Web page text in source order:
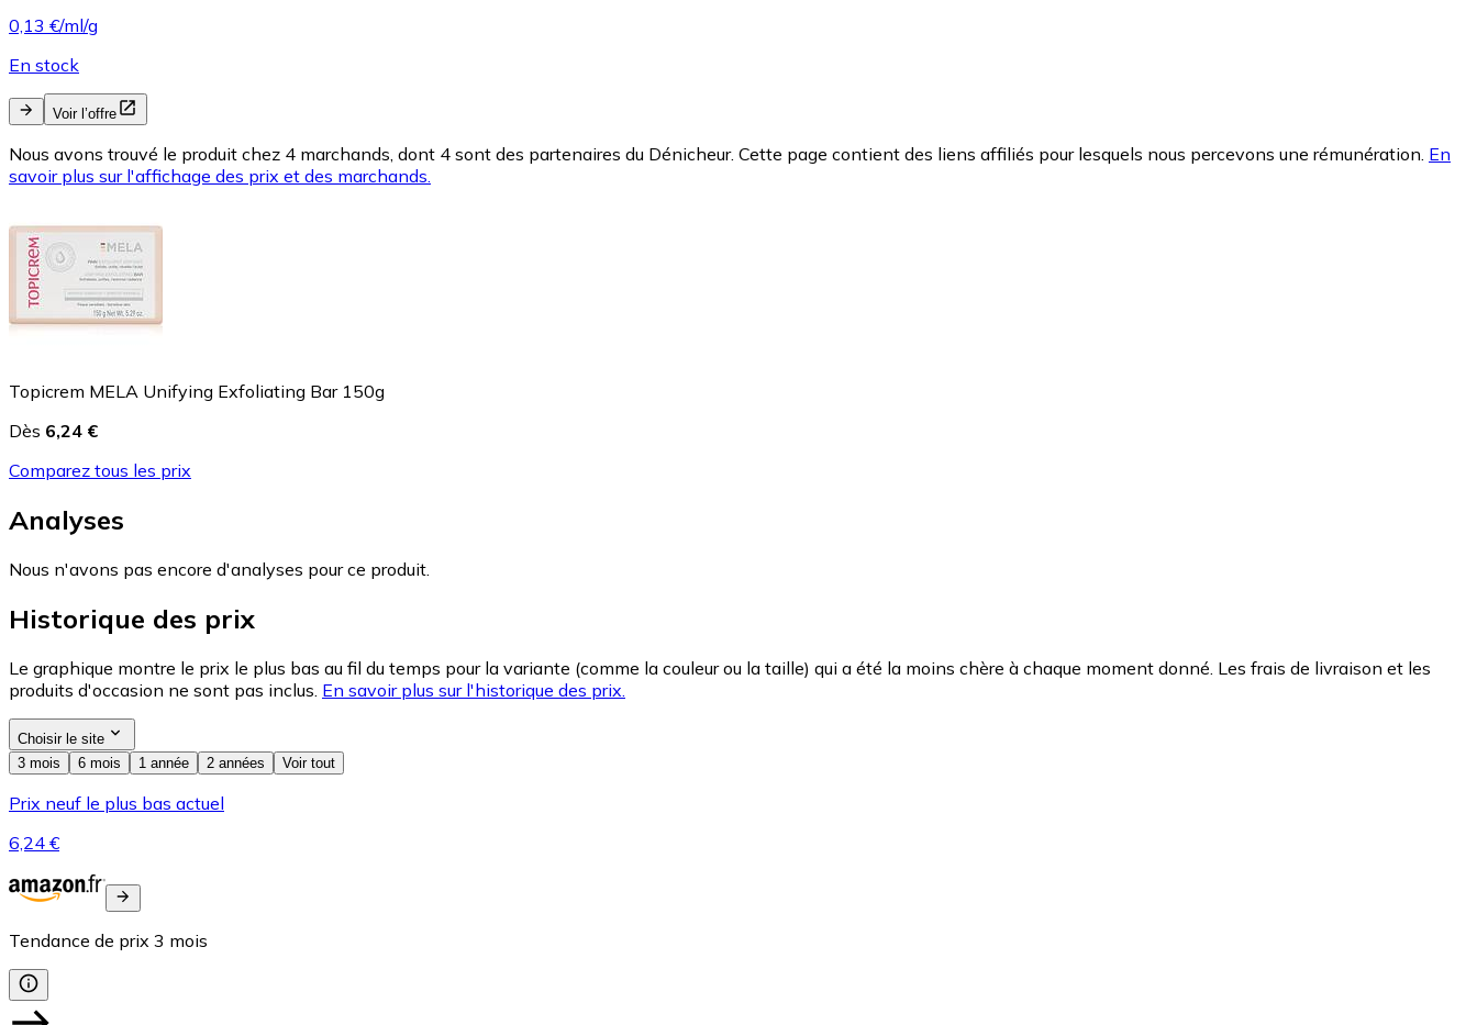
0,13 €/ml/g
En stock
Voir l’offre
Nous avons trouvé le produit chez 4 marchands, dont 4 sont des partenaires du Dénicheur. Cette page contient des liens affiliés pour lesquels nous percevons une rémunération. En
savoir plus sur l'affichage des prix et des marchands.
Topicrem MELA Unifying Exfoliating Bar 150g
Dès 6,24 €
Comparez tous les prix
Analyses
Nous n'avons pas encore d'analyses pour ce produit.
Historique des prix
Le graphique montre le prix le plus bas au fil du temps pour la variante (comme la couleur ou la taille) qui a été la moins chère à chaque moment donné. Les frais de livraison et les
produits d'occasion ne sont pas inclus. En savoir plus sur l'historique des prix.
Choisir le site
3 mois
6 mois 1 année 2 années Voir tout
Prix neuf le plus bas actuel
6,24 €
Tendance de prix 3 mois